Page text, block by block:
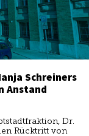
Schreiners
Anstand
Dr.
Rücktritt von